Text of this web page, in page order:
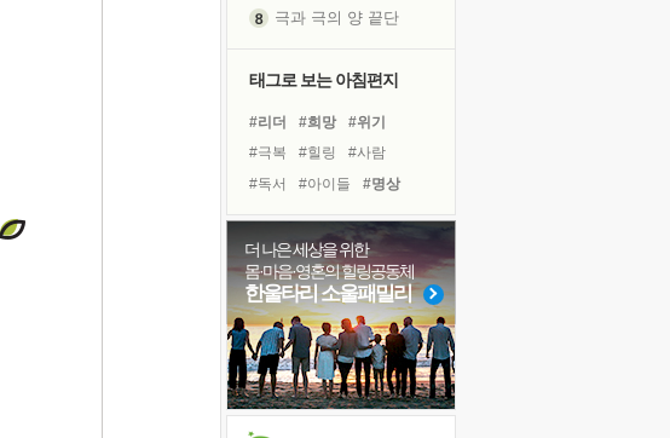
극과 극의 양 끝단
극심한 변비, 어깨결림, 수면 장애
보고 싶은 어머니
유년 시절의 부산 영도 바다
못된 꼰대들
거울 속의 나
희망이란
태그로 보는 아침편지
#리더 #희망
#위기
#극복
#힐링
#사람
#독서
#아이들
#명상
#도움
#독서캠프
#바이러스
#경험
#다짐
#건강
#선택
#유튜브
#계획
#비전캠프
#링컨학교
#나눔
더 나은 세상을 위한
몸·마음·영혼의 힐링공동체
한울타리 소울패밀리